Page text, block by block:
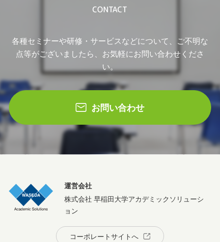
CONTACT
各種セミナーや研修・サービスなどについて、ご不明な
点等がございましたら、お気軽にお問い合わせくださ
い。
お問い合わせ
運営会社
株式会社 早稲田大学アカデミックソリューシ
ョン
コーポレートサイトへ